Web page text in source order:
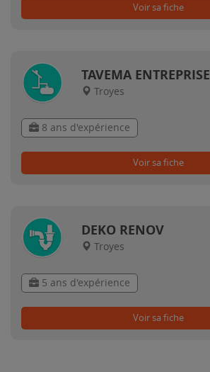
Voir sa fiche
TAVEMA ENTREPRISE
Troyes
8 ans d'expérience
Voir sa fiche
DEKO RENOV
Troyes
5 ans d'expérience
Voir sa fiche